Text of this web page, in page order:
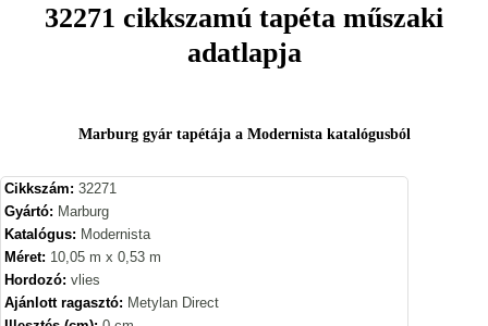
32271 cikkszamú tapéta műszaki
adatlapja
Marburg gyár tapétája a Modernista katalógusból
Cikkszám: 32271
Gyártó: Marburg
Katalógus: Modernista
Méret: 10,05 m x 0,53 m
Hordozó: vlies
Ajánlott ragasztó: Metylan Direct